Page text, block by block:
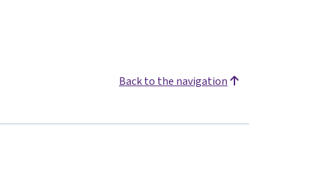
Back to the navigation